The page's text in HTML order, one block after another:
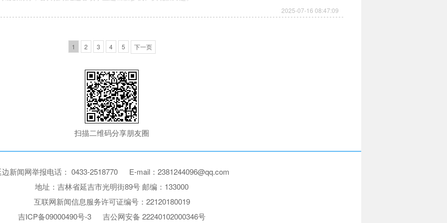
2025-07-16 08:47:09
1 2 3 4 5 下一页
扫描二维码分享朋友圈
边新闻网举报电话： 0433-2518770 E-mail：2381244096@qq.com
地址：吉林省延吉市光明街89号 邮编：133000
互联网新闻信息服务许可证编号：22120180019
吉ICP备09000490号-3 吉公网安备 22240102000346号